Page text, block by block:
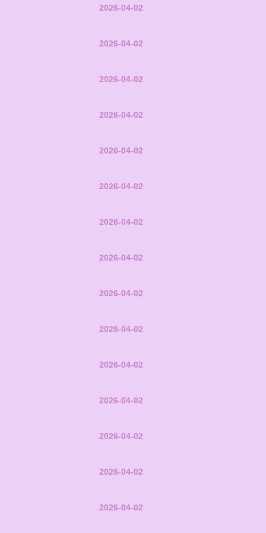
2026-04-02
2026-04-02
2026-04-02
2026-04-02
2026-04-02
2026-04-02
2026-04-02
2026-04-02
2026-04-02
2026-04-02
2026-04-02
2026-04-02
2026-04-02
2026-04-02
2026-04-02